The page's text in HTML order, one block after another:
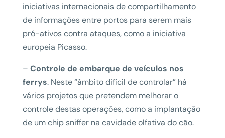
iniciativas internacionais de compartilhamento
de informações entre portos para serem mais
pró-ativos contra ataques, como a iniciativa
europeia Picasso.
– Controle de embarque de veículos nos
ferrys. Neste “âmbito difícil de controlar” há
vários projetos que pretendem melhorar o
controle destas operações, como a implantação
de um chip sniffer na cavidade olfativa do cão.